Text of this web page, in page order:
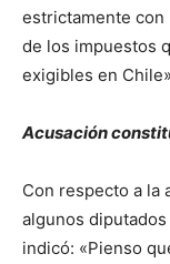
estrictamente con
de los impuestos
exigibles en
Acusación
Con respecto a la
algunos
indicó: «Pienso